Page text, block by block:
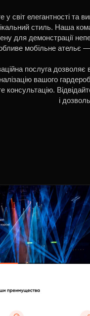
у світ елегантності та
стиль. Наша
для демонстрації
мобільне ательє
послуга
вашого
консультацію.
і